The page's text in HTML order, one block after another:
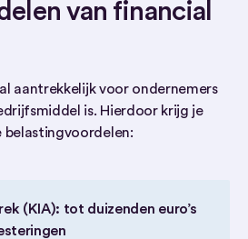
van financial
aantrekkelijk voor ondernemers
is. Hierdoor krijg je
belastingvoordelen:
(KIA): tot duizenden euro’s